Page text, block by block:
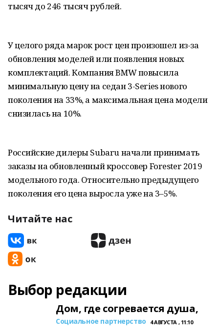
тысяч до 246 тысяч рублей.
У целого ряда марок рост цен произошел из-за
обновления моделей или появления новых
комплектаций. Компания BMW повысила
минимальную цену на седан 3-Series нового
поколения на 33%, а максимальная цена модели
снизилась на 10%.
Российские дилеры Subaru начали принимать
заказы на обновленный кроссовер Forester 2019
модельного года. Относительно предыдущего
поколения его цена выросла уже на 3–5%.
Читайте нас
Выбор редакции
Дом, где согревается душа,
Социальное партнерство 4 АВГУСТА , 11:10